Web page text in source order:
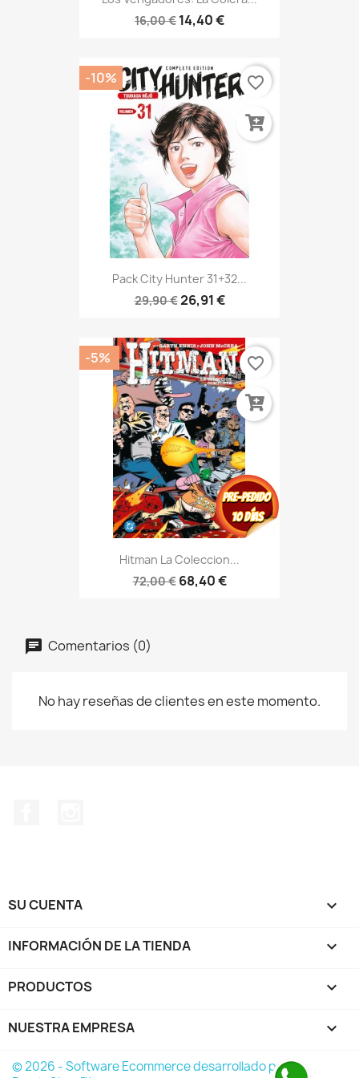
16,00 € 14,40 €
Pack City Hunter 31+32...
29,90 €26,91 €
-10% favorite_border
Hitman La Coleccion...
72,00 € 68,40 €
-5% favorite_border
Comentarios (0)
No hay reseñas de clientes en este momento.
SU CUENTA 
INFORMACIÓN DE LA TIENDA keyboard_arrow_down
PRODUCTOS 
NUESTRA EMPRESA 
© 2026 - Software Ecommerce desarrollado por